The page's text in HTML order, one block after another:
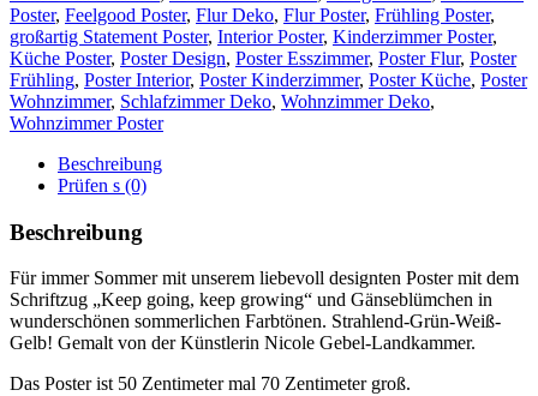
Poster, Feelgood Poster, Flur Deko, Flur Poster, Frühling Poster,
großartig Statement Poster, Interior Poster, Kinderzimmer Poster,
Küche Poster, Poster Design, Poster Esszimmer, Poster Flur, Poster
Frühling, Poster Interior, Poster Kinderzimmer, Poster Küche, Poster
Wohnzimmer, Schlafzimmer Deko, Wohnzimmer Deko,
Wohnzimmer Poster
Beschreibung
Prüfen s (0)
Beschreibung
Für immer Sommer mit unserem liebevoll designten Poster mit dem
Schriftzug „Keep going, keep growing“ und Gänseblümchen in
wunderschönen sommerlichen Farbtönen. Strahlend-Grün-Weiß-
Gelb! Gemalt von der Künstlerin Nicole Gebel-Landkammer.
Das Poster ist 50 Zentimeter mal 70 Zentimeter groß.